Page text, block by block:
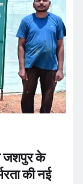
जशपुर के
की नई